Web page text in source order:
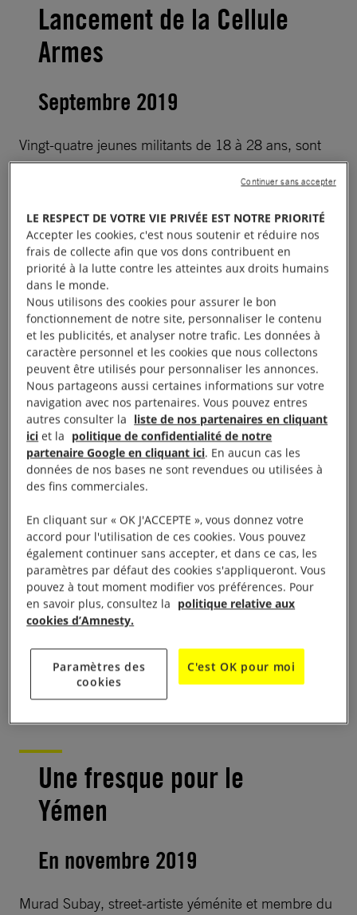
Lancement de la Cellule
Armes
Septembre 2019
Vingt-quatre jeunes militants de 18 à 28 ans, sont
devenus les ambassadeurs de la campagne
« Silence, on arme ! ». Ils se mobilisent à travers
toute la France pour alerter sur les risques des
ventes d’armes françaises et sur l’impunité qui les
entourent.
À lire aussi : Notre « cellule armes » : en action !
Au même moment, l’agence de communication
DDB lance notrecampagne #FrenchBombslors de
la Fashion week.
Première journée de formation pour les jeunes de la
Cellule Armes © Benjamin Girette
Une fresque pour le
Yémen
En novembre 2019
Murad Subay, street-artiste yéménite et membre du
LE RESPECT DE VOTRE VIE PRIVÉE EST NOTRE PRIORITÉ
Accepter les cookies, c'est nous soutenir et réduire nos
frais de collecte afin que vos dons contribuent en
priorité à la lutte contre les atteintes aux droits humains
dans le monde.
Nous utilisons des cookies pour assurer le bon
fonctionnement de notre site, personnaliser le contenu
et les publicités, et analyser notre trafic. Les données à
caractère personnel et les cookies que nous collectons
peuvent être utilisés pour personnaliser les annonces.
Nous partageons aussi certaines informations sur votre
navigation avec nos partenaires. Vous pouvez entres
autres consulter la liste de nos partenaires en cliquant
ici et la politique de confidentialité de notre
partenaire Google en cliquant ici. En aucun cas les
données de nos bases ne sont revendues ou utilisées à
des fins commerciales.
En cliquant sur « OK J'ACCEPTE », vous donnez votre
accord pour l'utilisation de ces cookies. Vous pouvez
également continuer sans accepter, et dans ce cas, les
paramètres par défaut des cookies s'appliqueront. Vous
pouvez à tout moment modifier vos préférences. Pour
en savoir plus, consultez la politique relative aux
cookies d’Amnesty.
Paramètres des
cookies
C'est OK pour moi
Continuer sans accepter